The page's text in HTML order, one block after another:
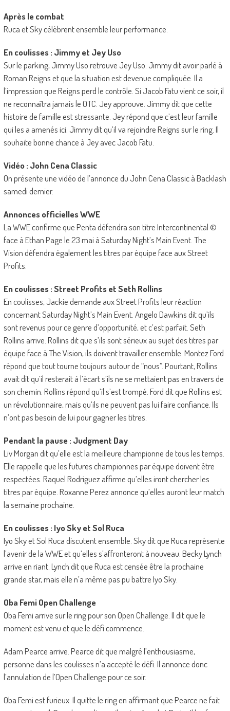
Après le combat
Ruca et Sky célèbrent ensemble leur performance.
En coulisses : Jimmy et Jey Uso
Sur le parking, Jimmy Uso retrouve Jey Uso. Jimmy dit avoir parlé à
Roman Reigns et que la situation est devenue compliquée. Il a
l’impression que Reigns perd le contrôle. Si Jacob Fatu vient ce soir, il
ne reconnaîtra jamais le OTC. Jey approuve. Jimmy dit que cette
histoire de famille est stressante. Jey répond que c’est leur famille
qui les a amenés ici. Jimmy dit qu’il va rejoindre Reigns sur le ring. Il
souhaite bonne chance à Jey avec Jacob Fatu.
Vidéo : John Cena Classic
On présente une vidéo de l’annonce du John Cena Classic à Backlash
samedi dernier.
Annonces officielles WWE
La WWE confirme que Penta défendra son titre Intercontinental ©
face à Ethan Page le 23 mai à Saturday Night’s Main Event. The
Vision défendra également les titres par équipe face aux Street
Profits.
En coulisses : Street Profits et Seth Rollins
En coulisses, Jackie demande aux Street Profits leur réaction
concernant Saturday Night’s Main Event. Angelo Dawkins dit qu’ils
sont revenus pour ce genre d’opportunité, et c’est parfait. Seth
Rollins arrive. Rollins dit que s’ils sont sérieux au sujet des titres par
équipe face à The Vision, ils doivent travailler ensemble. Montez Ford
répond que tout tourne toujours autour de “nous”. Pourtant, Rollins
avait dit qu’il resterait à l’écart s’ils ne se mettaient pas en travers de
son chemin. Rollins répond qu’il s’est trompé. Ford dit que Rollins est
un révolutionnaire, mais qu’ils ne peuvent pas lui faire confiance. Ils
n’ont pas besoin de lui pour gagner les titres.
Pendant la pause : Judgment Day
Liv Morgan dit qu’elle est la meilleure championne de tous les temps.
Elle rappelle que les futures championnes par équipe doivent être
respectées. Raquel Rodriguez affirme qu’elles iront chercher les
titres par équipe. Roxanne Perez annonce qu’elles auront leur match
la semaine prochaine.
En coulisses : Iyo Sky et Sol Ruca
Iyo Sky et Sol Ruca discutent ensemble. Sky dit que Ruca représente
l’avenir de la WWE et qu’elles s’affronteront à nouveau. Becky Lynch
arrive en riant. Lynch dit que Ruca est censée être la prochaine
grande star, mais elle n’a même pas pu battre Iyo Sky.
Oba Femi Open Challenge
Oba Femi arrive sur le ring pour son Open Challenge. Il dit que le
moment est venu et que le défi commence.
Adam Pearce arrive. Pearce dit que malgré l’enthousiasme,
personne dans les coulisses n’a accepté le défi. Il annonce donc
l’annulation de l’Open Challenge pour ce soir.
Oba Femi est furieux. Il quitte le ring en affirmant que Pearce ne fait